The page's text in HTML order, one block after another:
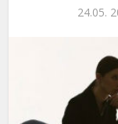
24.05.